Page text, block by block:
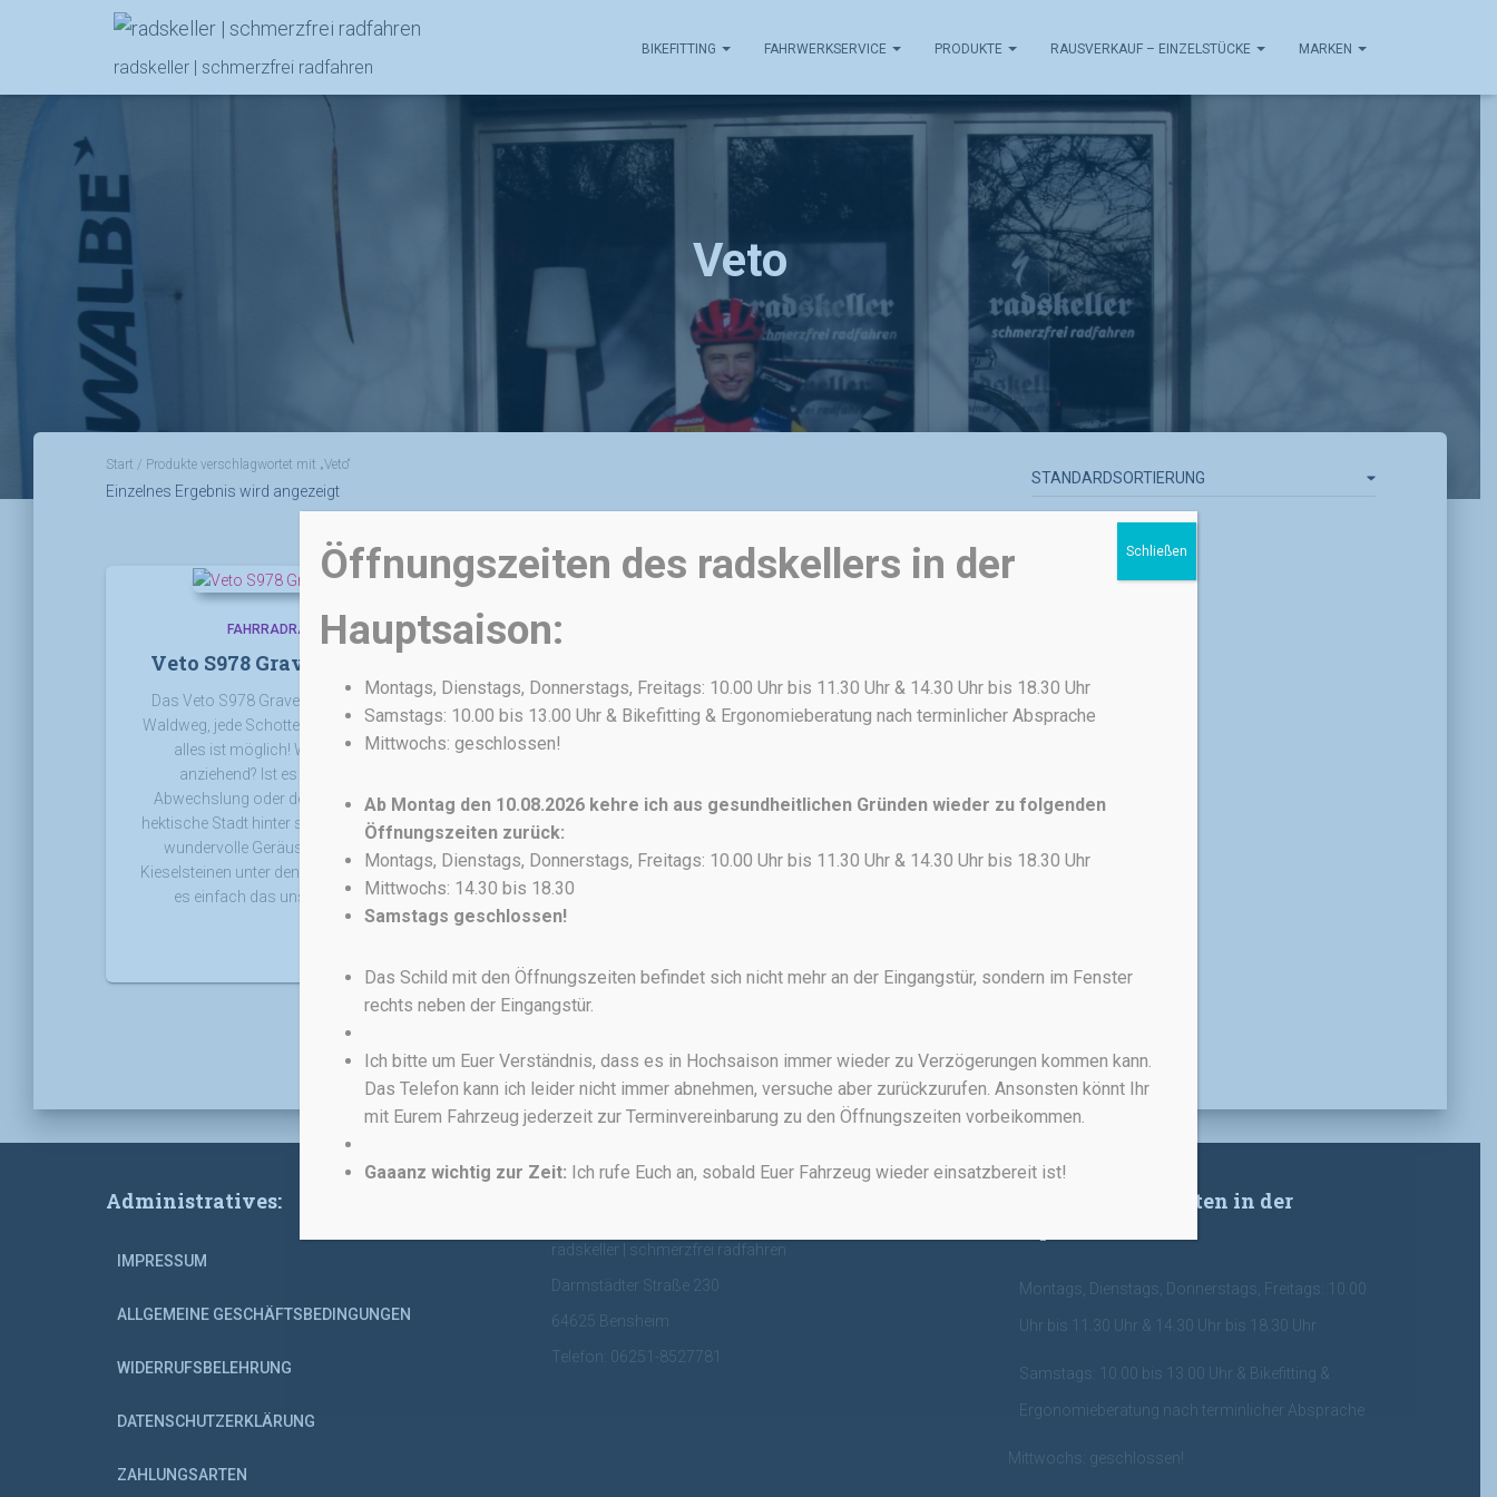
radskeller | schmerzfrei radfahren
BIKEFITTING FAHRWERKSERVICE PRODUKTE RAUSVERKAUF – EINZELSTÜCKE MARKEN
Veto
Start / Produkte verschlagwortet mit „Veto“
Einzelnes Ergebnis wird angezeigt
FAHRRADRAHMEN VETO
Veto S978 Gravel – Baukasten!
Das Veto S978 Gravel verbietet nichts – jeder
Waldweg, jede Schotterpiste, jedes Abenteuer –
alles ist möglich! Was ist an Gravel so
anziehend? Ist es die Suche nach der
Abwechslung oder der Wunsch, die oftmals
hektische Stadt hinter sich zu lassen? Ist es das
wundervolle Geräusch von knirschenden
Kieselsteinen unter den Reifen? Oder vielleicht ist
es einfach das unschlagbare Gefühl …
Administratives:
IMPRESSUM
ALLGEMEINE GESCHÄFTSBEDINGUNGEN
WIDERRUFSBELEHRUNG
DATENSCHUTZERKLÄRUNG
ZAHLUNGSARTEN
radskeller | schmerzfrei radfahren
Darmstädter Straße 230
64625 Bensheim
Telefon: 06251-8527781
Meine Öffnungszeiten in der
Montags, Dienstags, Donnerstags, Freitags: 10.00
Uhr bis 11.30 Uhr & 14.30 Uhr bis 18.30 Uhr
Samstags: 10.00 bis 13.00 Uhr & Bikefitting &
Ergonomieberatung nach terminlicher Absprache
Mittwochs: geschlossen!
Öffnungszeiten des radskellers in der
Hauptsaison:
Montags, Dienstags, Donnerstags, Freitags: 10.00 Uhr bis 11.30 Uhr & 14.30 Uhr bis 18.30 Uhr
Samstags: 10.00 bis 13.00 Uhr & Bikefitting & Ergonomieberatung nach terminlicher Absprache
Mittwochs: geschlossen!
Ab Montag den 10.08.2026 kehre ich aus gesundheitlichen Gründen wieder zu folgenden
Öffnungszeiten zurück:
Montags, Dienstags, Donnerstags, Freitags: 10.00 Uhr bis 11.30 Uhr & 14.30 Uhr bis 18.30 Uhr
Mittwochs: 14.30 bis 18.30
Samstags geschlossen!
Das Schild mit den Öffnungszeiten befindet sich nicht mehr an der Eingangstür, sondern im Fenster
rechts neben der Eingangstür.
Ich bitte um Euer Verständnis, dass es in Hochsaison immer wieder zu Verzögerungen kommen kann.
Das Telefon kann ich leider nicht immer abnehmen, versuche aber zurückzurufen. Ansonsten könnt Ihr
mit Eurem Fahrzeug jederzeit zur Terminvereinbarung zu den Öffnungszeiten vorbeikommen.
Gaaanz wichtig zur Zeit: Ich rufe Euch an, sobald Euer Fahrzeug wieder einsatzbereit ist!
Schließen